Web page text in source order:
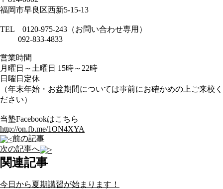
福岡市早良区西新5-15-13
TEL 0120-975-243（お問い合わせ専用）
092-833-4833
営業時間
月曜日～土曜日 15時～22時
日曜日定休
（年末年始・お盆期間については事前にお確かめの上ご来校く
ださい）
当塾Facebookはこちら
http://on.fb.me/1ON4XYA
前の記事
次の記事へ
関連記事
今日から夏期講習が始まります！